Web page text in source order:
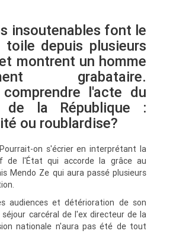
insoutenables font le
depuis plusieurs
montrent un homme
grabataire.
comprendre l'acte du
de la République :
ou roublardise?
on s'écrier en interprétant la
de l'État qui accorde la grâce au
Mendo Ze qui aura passé plusieurs
audiences et détérioration de son
carcéral de l'ex directeur de la
nationale n'aura pas été de tout